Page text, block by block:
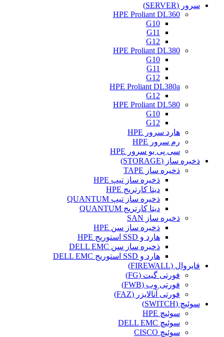
سرور (SERVER)
HPE Proliant DL360
G10
G11
G12
HPE Proliant DL380
G10
G11
G12
HPE Proliant DL380a
G12
HPE Proliant DL580
G10
G12
هارد سرور HPE
رم سرور HPE
سی پی یو سرور HPE
ذخیره ساز (STORAGE)
ذخیره ساز TAPE
ذخیره ساز تیپ HPE
دیتا کارتریج HPE
ذخیره ساز تیپ QUANTUM
دیتا کارتریج QUANTUM
ذخیره ساز SAN
ذخیره ساز سن HPE
هارد و SSD استوریج HPE
ذخیره ساز سن DELL EMC
هارد و SSD استوریج DELL EMC
فایروال (FIREWALL)
فورتی گیت (FG)
فورتی وب (FWB)
فورتی آنالایزر (FAZ)
سوئیچ (SWITCH)
سوئیچ HPE
سوئیچ DELL EMC
سوئیچ CISCO